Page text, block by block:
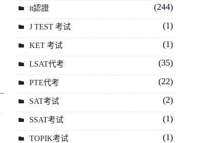
it認證 (244)
J TEST 考试 (1)
KET 考试 (1)
LSAT代考 (35)
PTE代考 (22)
SAT考试 (2)
SSAT考试 (1)
TOPIK考试 (1)